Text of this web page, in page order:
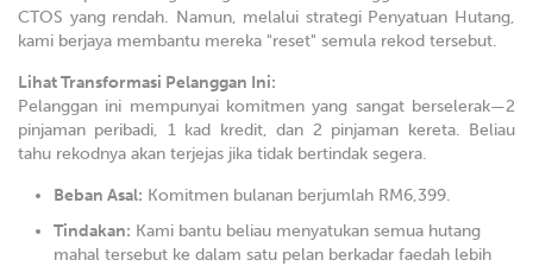
CTOS yang rendah. Namun, melalui strategi Penyatuan Hutang,
kami berjaya membantu mereka "reset" semula rekod tersebut.
Lihat Transformasi Pelanggan Ini:
Pelanggan ini mempunyai komitmen yang sangat berselerak—2
pinjaman peribadi, 1 kad kredit, dan 2 pinjaman kereta. Beliau
tahu rekodnya akan terjejas jika tidak bertindak segera.
Beban Asal: Komitmen bulanan berjumlah RM6,399.
Tindakan: Kami bantu beliau menyatukan semua hutang
mahal tersebut ke dalam satu pelan berkadar faedah lebih